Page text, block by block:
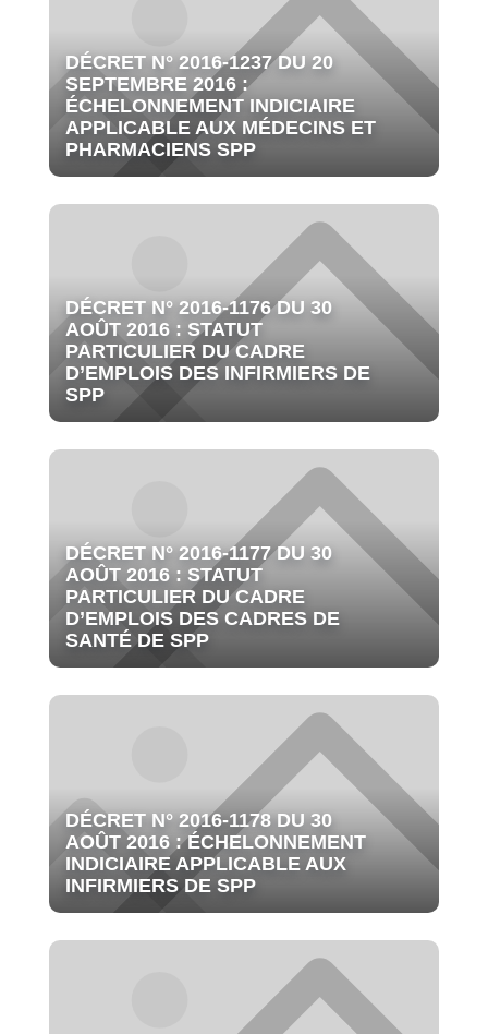
DÉCRET N° 2016-1237 DU 20
SEPTEMBRE 2016 :
ÉCHELONNEMENT INDICIAIRE
APPLICABLE AUX MÉDECINS ET
PHARMACIENS SPP
DÉCRET N° 2016-1176 DU 30
AOÛT 2016 : STATUT
PARTICULIER DU CADRE
D’EMPLOIS DES INFIRMIERS DE
SPP
DÉCRET N° 2016-1177 DU 30
AOÛT 2016 : STATUT
PARTICULIER DU CADRE
D’EMPLOIS DES CADRES DE
SANTÉ DE SPP
DÉCRET N° 2016-1178 DU 30
AOÛT 2016 : ÉCHELONNEMENT
INDICIAIRE APPLICABLE AUX
INFIRMIERS DE SPP